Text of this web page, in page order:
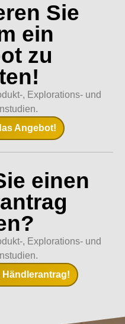
Sie
ein
zu
, Explorations- und
Angebot!
einen
, Explorations- und
Händlerantrag!